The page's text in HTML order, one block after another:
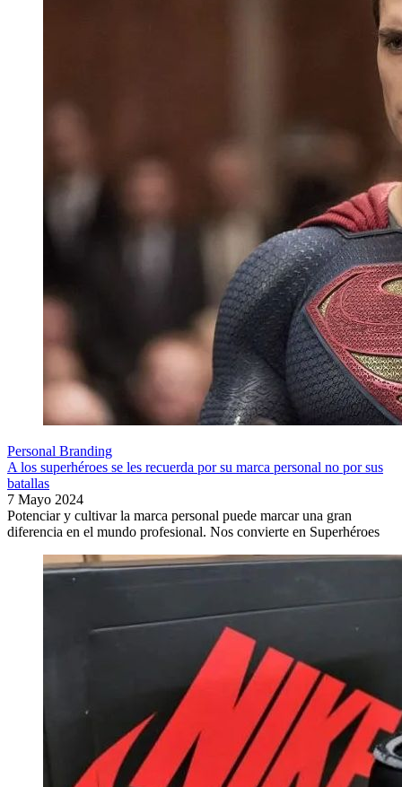
Personal Branding
A los superhéroes se les recuerda por su marca personal no por sus
batallas
7 Mayo 2024
Potenciar y cultivar la marca personal puede marcar una gran
diferencia en el mundo profesional. Nos convierte en Superhéroes